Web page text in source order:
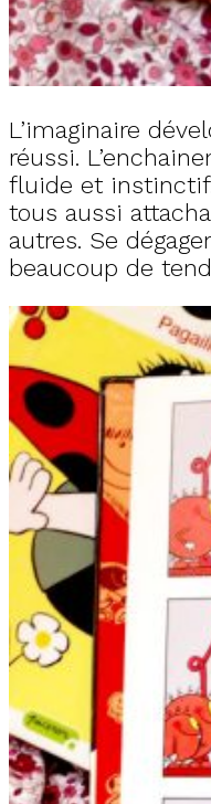
L’imaginaire
réussi.
fluide et
tous aussi
autres. Se
beaucoup de